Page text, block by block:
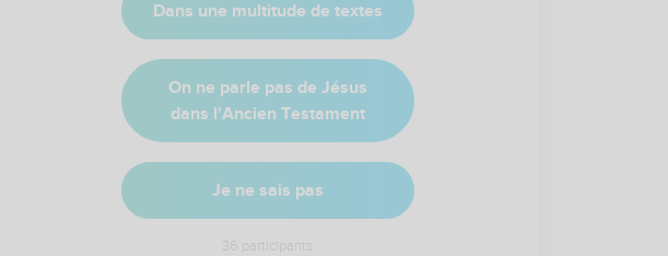
Dans une multitude de textes
On ne parle pas de Jésus
dans l'Ancien Testament
Je ne sais pas
36 participants